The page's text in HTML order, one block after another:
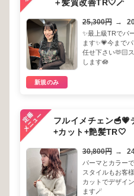
＋髪質改善TR🤍🪄
25,300円 →
✨最上級TRでパ
ます✨💗今まで
任せ下さい🫶🏻
します🪷
新規のみ
フルイメチェン🥣💗
+カット+艶髪TR🤍
30,800円 →
パーマとカラー
スタイルもお客
カットでデザイ
ます🪄